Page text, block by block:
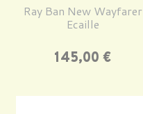
Ray Ban New Wayfarer
Ecaille
Prix
145,00 €